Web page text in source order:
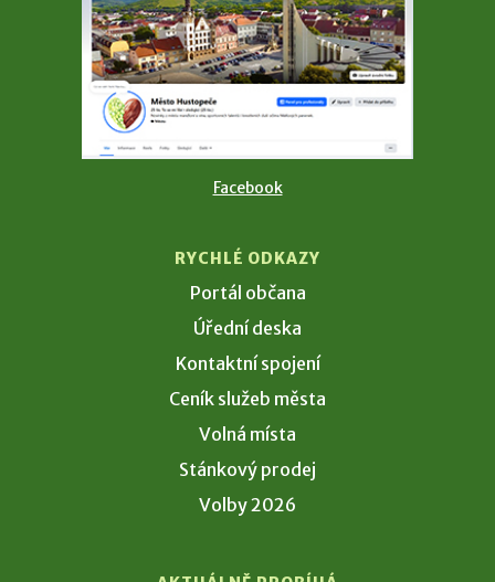
Facebook
RYCHLÉ ODKAZY
Portál občana
Úřední deska
Kontaktní spojení
Ceník služeb města
Volná místa
Stánkový prodej
Volby 2026